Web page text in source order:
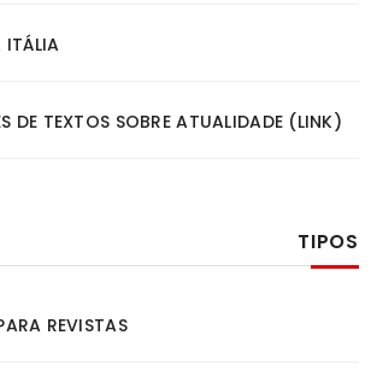
ITÁLIA
DE TEXTOS SOBRE ATUALIDADE (LINK)
TIPOS
REVISTAS